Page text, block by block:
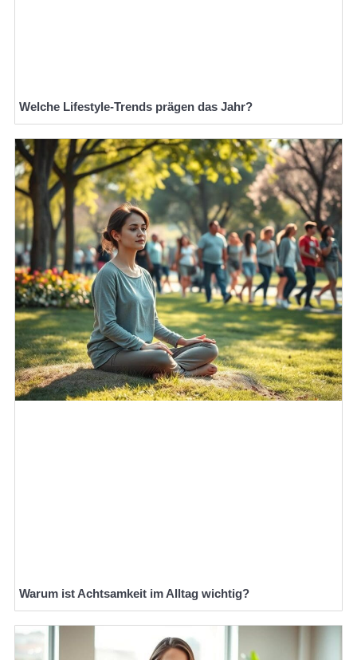
Welche Lifestyle-Trends prägen das Jahr?
Warum ist Achtsamkeit im Alltag wichtig?